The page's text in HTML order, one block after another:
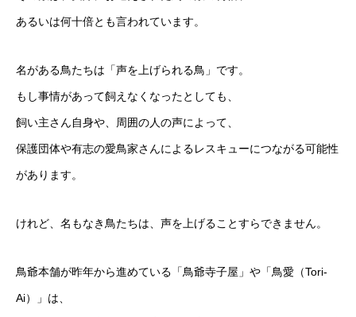
あるいは何十倍とも言われています。
名がある鳥たちは「声を上げられる鳥」です。
もし事情があって飼えなくなったとしても、
飼い主さん自身や、周囲の人の声によって、
保護団体や有志の愛鳥家さんによるレスキューにつながる可能性
があります。
けれど、名もなき鳥たちは、声を上げることすらできません。
鳥爺本舗が昨年から進めている「鳥爺寺子屋」や「鳥愛（Tori-
Ai）」は、